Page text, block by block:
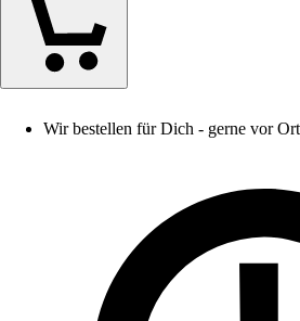
Wir bestellen für Dich - gerne vor